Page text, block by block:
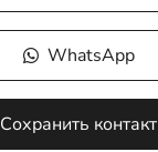
WhatsApp
Сохранить контакт